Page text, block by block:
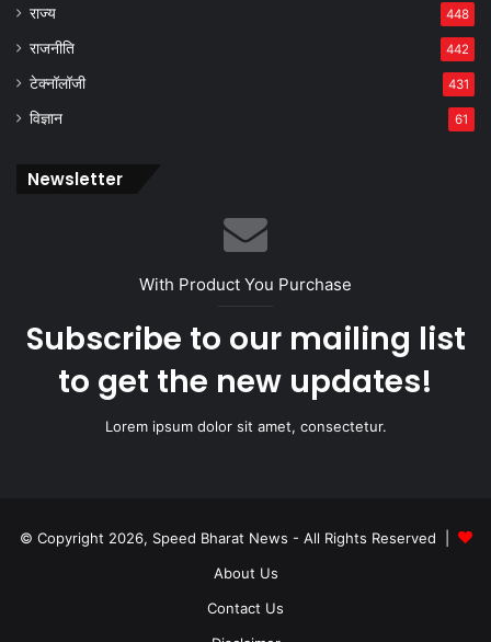
राज्य 448
राजनीति 442
टेक्नॉलॉजी 431
विज्ञान 61
Newsletter
With Product You Purchase
Subscribe to our mailing list
to get the new updates!
Lorem ipsum dolor sit amet, consectetur.
© Copyright 2026, Speed Bharat News - All Rights Reserved |
About Us
Contact Us